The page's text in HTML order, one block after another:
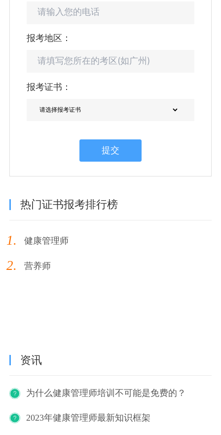
报考地区：
报考证书：
提交
热门证书报考排行榜
1. 健康管理师
2. 营养师
资讯
为什么健康管理师培训不可能是免费的？
2023年健康管理师最新知识框架